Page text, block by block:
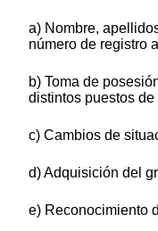
a) Nombre,
número de registro
b) Toma de
distintos puestos de
c) Cambios de
d) Adquisición del
e) Reconocimiento